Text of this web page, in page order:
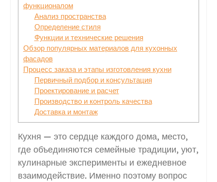
функционалом
Анализ пространства
Определение стиля
Функции и технические решения
Обзор популярных материалов для кухонных
фасадов
Процесс заказа и этапы изготовления кухни
Первичный подбор и консультация
Проектирование и расчет
Производство и контроль качества
Доставка и монтаж
Кухня — это сердце каждого дома, место,
где объединяются семейные традиции, уют,
кулинарные эксперименты и ежедневное
взаимодействие. Именно поэтому вопрос